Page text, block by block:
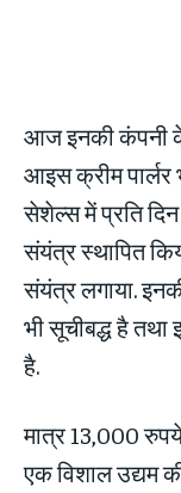
आज इनकी कंपनी
आइस क्रीम
सेशेल्स में प्रति
संयंत्र स्थापित
संयंत्र लगाया.
भी सूचीबद्ध है तथा
है.
मात्र 13,000
एक विशाल उद्यम